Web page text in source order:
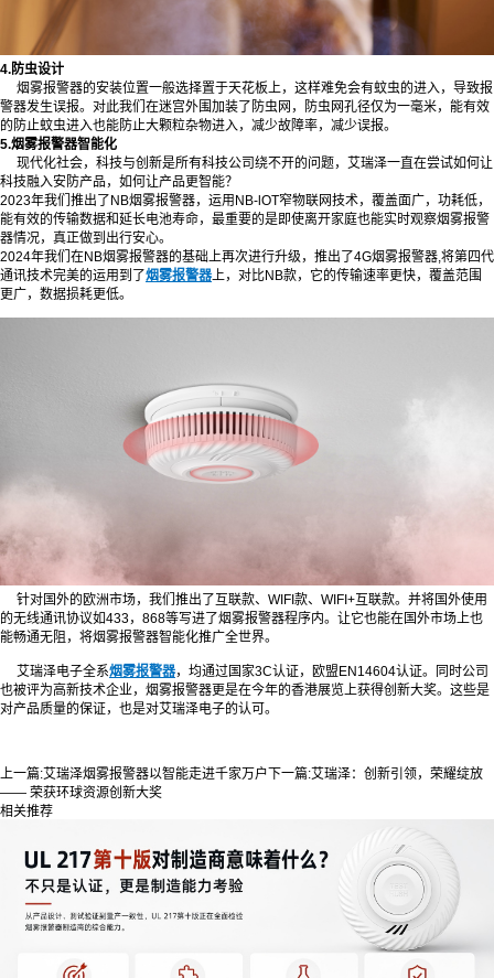
4.防虫设计
烟雾报警器的安装位置一般选择置于天花板上，这样难免会有蚊虫的进入，导致报
警器发生误报。对此我们在迷宫外围加装了防虫网，防虫网孔径仅为一毫米，能有效
的防止蚊虫进入也能防止大颗粒杂物进入，减少故障率，减少误报。
5.烟雾报警器智能化
现代化社会，科技与创新是所有科技公司绕不开的问题，艾瑞泽一直在尝试如何让
科技融入安防产品，如何让产品更智能？
2023年我们推出了NB烟雾报警器，运用NB-lOT窄物联网技术，覆盖面广，功耗低，
能有效的传输数据和延长电池寿命，最重要的是即使离开家庭也能实时观察烟雾报警
器情况，真正做到出行安心。
2024年我们在NB烟雾报警器的基础上再次进行升级，推出了4G烟雾报警器,将第四代
通讯技术完美的运用到了烟雾报警器上，对比NB款，它的传输速率更快，覆盖范围
更广，数据损耗更低。
针对国外的欧洲市场，我们推出了互联款、WIFI款、WIFI+互联款。并将国外使用
的无线通讯协议如433，868等写进了烟雾报警器程序内。让它也能在国外市场上也
能畅通无阻，将烟雾报警器智能化推广全世界。
艾瑞泽电子全系烟雾报警器，均通过国家3C认证，欧盟EN14604认证。同时公司
也被评为高新技术企业，烟雾报警器更是在今年的香港展览上获得创新大奖。这些是
对产品质量的保证，也是对艾瑞泽电子的认可。
上一篇:艾瑞泽烟雾报警器以智能走进千家万户 下一篇:艾瑞泽：创新引领，荣耀绽放
—— 荣获环球资源创新大奖
相关推荐